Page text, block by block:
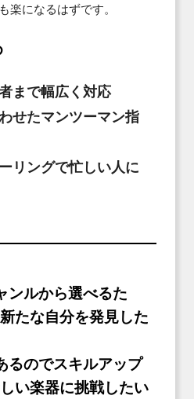
楽になるはずです。
まで幅広く対応
せたマンツーマン指
リングで忙しい人に
ンルから選べるた
たな自分を発見した
るのでスキルアップ
い楽器に挑戦したい